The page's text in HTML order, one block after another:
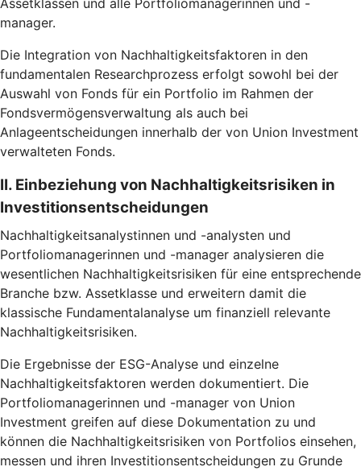
Assetklassen und alle Portfoliomanagerinnen und -
manager.
Die Integration von Nachhaltigkeitsfaktoren in den
fundamentalen Researchprozess erfolgt sowohl bei der
Auswahl von Fonds für ein Portfolio im Rahmen der
Fondsvermögensverwaltung als auch bei
Anlageentscheidungen innerhalb der von Union Investment
verwalteten Fonds.
II. Einbeziehung von Nachhaltigkeitsrisiken in
Investitionsentscheidungen
Nachhaltigkeitsanalystinnen und -analysten und
Portfoliomanagerinnen und -manager analysieren die
wesentlichen Nachhaltigkeitsrisiken für eine entsprechende
Branche bzw. Assetklasse und erweitern damit die
klassische Fundamentalanalyse um finanziell relevante
Nachhaltigkeitsrisiken.
Die Ergebnisse der ESG-Analyse und einzelne
Nachhaltigkeitsfaktoren werden dokumentiert. Die
Portfoliomanagerinnen und -manager von Union
Investment greifen auf diese Dokumentation zu und
können die Nachhaltigkeitsrisiken von Portfolios einsehen,
messen und ihren Investitionsentscheidungen zu Grunde